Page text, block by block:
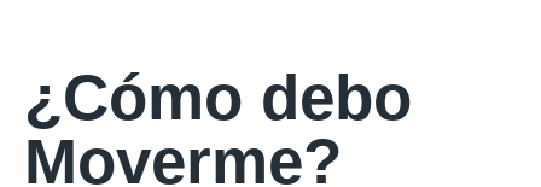
¿Cómo debo
Moverme?